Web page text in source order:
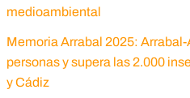
medioambiental
Memoria Arrabal 2025:
personas y supera las 2.000
y Cádiz